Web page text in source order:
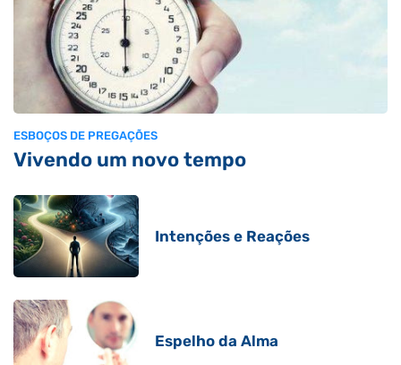
ESBOÇOS DE PREGAÇÕES
Vivendo um novo tempo
Intenções e Reações
Espelho da Alma